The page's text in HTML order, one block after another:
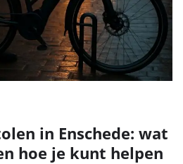
in Enschede: wat
hoe je kunt helpen